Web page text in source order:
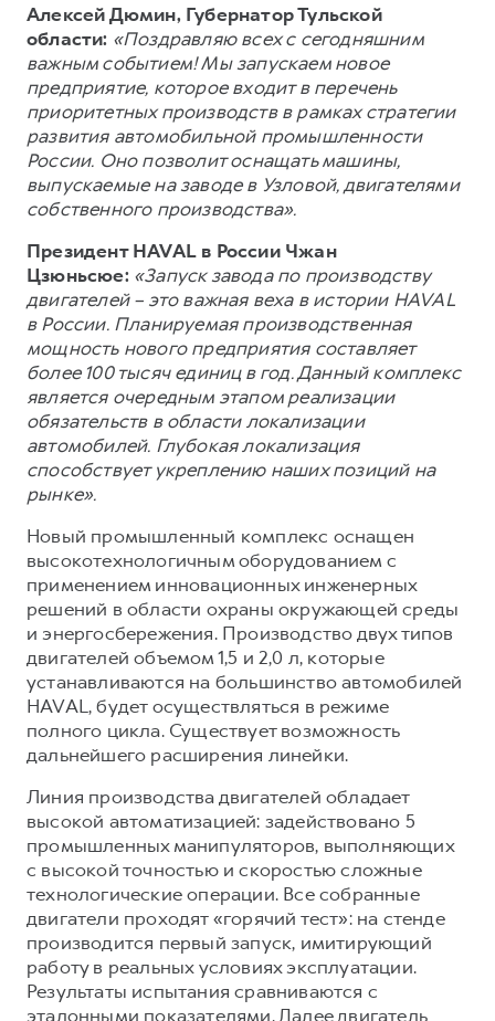
Алексей Дюмин, Губернатор Тульской
области: «Поздравляю всех с сегодняшним
важным событием! Мы запускаем новое
предприятие, которое входит в перечень
приоритетных производств в рамках стратегии
развития автомобильной промышленности
России. Оно позволит оснащать машины,
выпускаемые на заводе в Узловой, двигателями
собственного производства».
Президент HAVAL в России Чжан
Цзюньсюе: «Запуск завода по производству
двигателей – это важная веха в истории HAVAL
в России. Планируемая производственная
мощность нового предприятия составляет
более 100 тысяч единиц в год. Данный комплекс
является очередным этапом реализации
обязательств в области локализации
автомобилей. Глубокая локализация
способствует укреплению наших позиций на
рынке».
Новый промышленный комплекс оснащен
высокотехнологичным оборудованием с
применением инновационных инженерных
решений в области охраны окружающей среды
и энергосбережения. Производство двух типов
двигателей объемом 1,5 и 2,0 л, которые
устанавливаются на большинство автомобилей
HAVAL, будет осуществляться в режиме
полного цикла. Существует возможность
дальнейшего расширения линейки.
Линия производства двигателей обладает
высокой автоматизацией: задействовано 5
промышленных манипуляторов, выполняющих
с высокой точностью и скоростью сложные
технологические операции. Все собранные
двигатели проходят «горячий тест»: на стенде
производится первый запуск, имитирующий
работу в реальных условиях эксплуатации.
Результаты испытания сравниваются с
эталонными показателями. Далее двигатель